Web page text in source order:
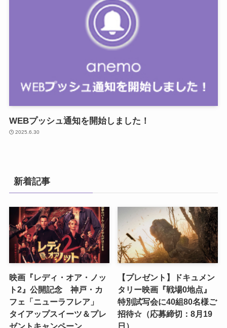
WEBプッシュ通知を開始しました！
2025.6.30
新着記事
映画『レディ・オア・ノッ
ト2』公開記念 神戸・カ
フェ「ニューラフレア」
タイアップスイーツ＆プレ
ゼントキャンペーン
【プレゼント】ドキュメン
タリー映画『戦場0地点』
特別試写会に40組80名様ご
招待☆（応募締切：8月19
日）